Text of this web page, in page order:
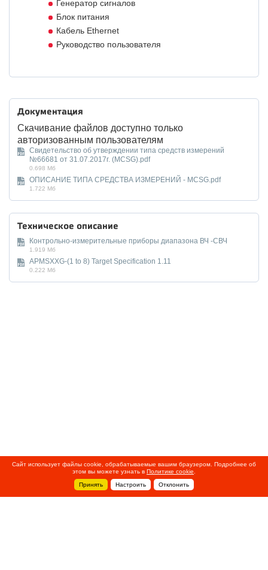
Генератор сигналов
Блок питания
Кабель Ethernet
Руководство пользователя
Документация
Скачивание файлов доступно только
авторизованным пользователям
Свидетельство об утверждении типа средств измерений
№66681 от 31.07.2017г. (MCSG).pdf
0.698 Мб
ОПИСАНИЕ ТИПА СРЕДСТВА ИЗМЕРЕНИЙ - MCSG.pdf
1.722 Мб
Техническое описание
Контрольно-измерительные приборы диапазона ВЧ -СВЧ
1.919 Мб
APMSXXG-(1 to 8) Target Specification 1.11
0.222 Мб
Сайт использует файлы cookie, обрабатываемые вашим браузером. Подробнее об
этом вы можете узнать в Политике cookie
Принять
Настроить Отклонить